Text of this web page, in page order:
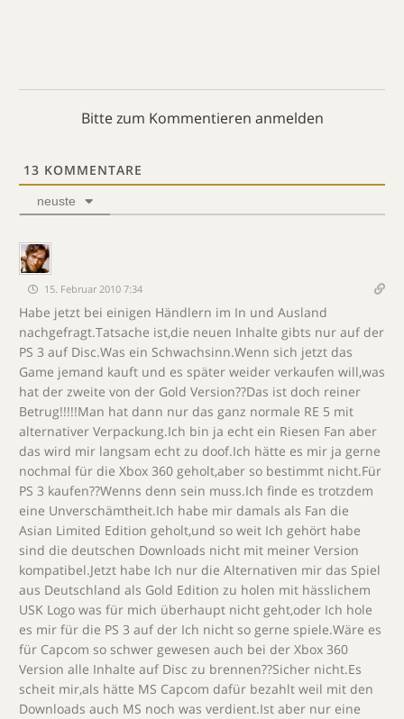
Bitte zum Kommentieren anmelden
13 KOMMENTARE
neuste
15. Februar 2010 7:34
Habe jetzt bei einigen Händlern im In und Ausland
nachgefragt.Tatsache ist,die neuen Inhalte gibts nur auf der
PS 3 auf Disc.Was ein Schwachsinn.Wenn sich jetzt das
Game jemand kauft und es später weider verkaufen will,was
hat der zweite von der Gold Version??Das ist doch reiner
Betrug!!!!!Man hat dann nur das ganz normale RE 5 mit
alternativer Verpackung.Ich bin ja echt ein Riesen Fan aber
das wird mir langsam echt zu doof.Ich hätte es mir ja gerne
nochmal für die Xbox 360 geholt,aber so bestimmt nicht.Für
PS 3 kaufen??Wenns denn sein muss.Ich finde es trotzdem
eine Unverschämtheit.Ich habe mir damals als Fan die
Asian Limited Edition geholt,und so weit Ich gehört habe
sind die deutschen Downloads nicht mit meiner Version
kompatibel.Jetzt habe Ich nur die Alternativen mir das Spiel
aus Deutschland als Gold Edition zu holen mit hässlichem
USK Logo was für mich überhaupt nicht geht,oder Ich hole
es mir für die PS 3 auf der Ich nicht so gerne spiele.Wäre es
für Capcom so schwer gewesen auch bei der Xbox 360
Version alle Inhalte auf Disc zu brennen??Sicher nicht.Es
scheit mir,als hätte MS Capcom dafür bezahlt weil mit den
Downloads auch MS noch was verdient.Ist aber nur eine